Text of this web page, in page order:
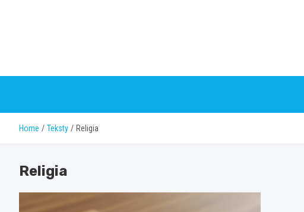
Home Teksty Religia
Religia